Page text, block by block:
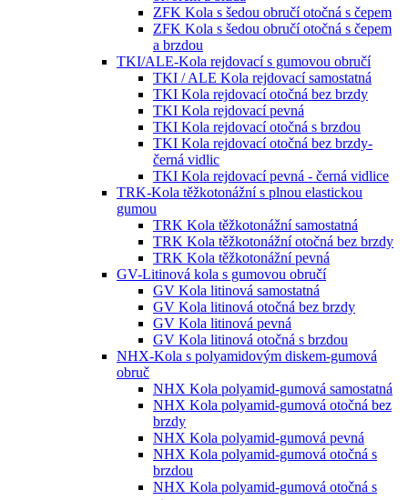
ZFK Kola s šedou obručí otočná s čepem
ZFK Kola s šedou obručí otočná s čepem
a brzdou
TKI/ALE-Kola rejdovací s gumovou obručí
TKI / ALE Kola rejdovací samostatná
TKI Kola rejdovací otočná bez brzdy
TKI Kola rejdovací pevná
TKI Kola rejdovací otočná s brzdou
TKI Kola rejdovací otočná bez brzdy-
černá vidlic
TKI Kola rejdovací pevná - černá vidlice
TRK-Kola těžkotonážní s plnou elastickou
gumou
TRK Kola těžkotonážní samostatná
TRK Kola těžkotonážní otočná bez brzdy
TRK Kola těžkotonážní pevná
GV-Litinová kola s gumovou obručí
GV Kola litinová samostatná
GV Kola litinová otočná bez brzdy
GV Kola litinová pevná
GV Kola litinová otočná s brzdou
NHX-Kola s polyamidovým diskem-gumová
obruč
NHX Kola polyamid-gumová samostatná
NHX Kola polyamid-gumová otočná bez
brzdy
NHX Kola polyamid-gumová pevná
NHX Kola polyamid-gumová otočná s
brzdou
NHX Kola polyamid-gumová otočná s